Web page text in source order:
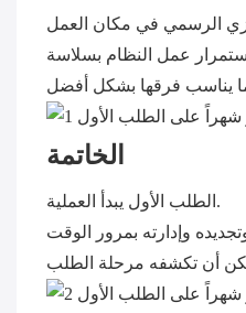
الخاتمة
الطلب الأول يبدأ العملية.